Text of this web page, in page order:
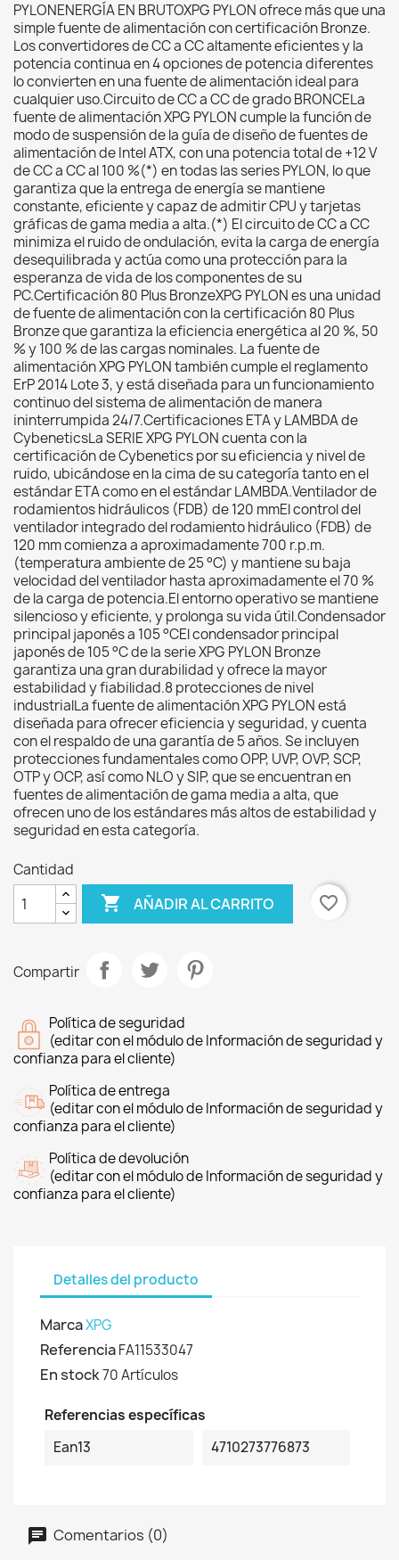
PYLONENERGÍA EN BRUTOXPG PYLON ofrece más que una
simple fuente de alimentación con certificación Bronze.
Los convertidores de CC a CC altamente eficientes y la
potencia continua en 4 opciones de potencia diferentes
lo convierten en una fuente de alimentación ideal para
cualquier uso.Circuito de CC a CC de grado BRONCELa
fuente de alimentación XPG PYLON cumple la función de
modo de suspensión de la guía de diseño de fuentes de
alimentación de Intel ATX, con una potencia total de +12 V
de CC a CC al 100 %(*) en todas las series PYLON, lo que
garantiza que la entrega de energía se mantiene
constante, eficiente y capaz de admitir CPU y tarjetas
gráficas de gama media a alta.(*) El circuito de CC a CC
minimiza el ruido de ondulación, evita la carga de energía
desequilibrada y actúa como una protección para la
esperanza de vida de los componentes de su
PC.Certificación 80 Plus BronzeXPG PYLON es una unidad
de fuente de alimentación con la certificación 80 Plus
Bronze que garantiza la eficiencia energética al 20 %, 50
% y 100 % de las cargas nominales. La fuente de
alimentación XPG PYLON también cumple el reglamento
ErP 2014 Lote 3, y está diseñada para un funcionamiento
continuo del sistema de alimentación de manera
ininterrumpida 24/7.Certificaciones ETA y LAMBDA de
CybeneticsLa SERIE XPG PYLON cuenta con la
certificación de Cybenetics por su eficiencia y nivel de
ruido, ubicándose en la cima de su categoría tanto en el
estándar ETA como en el estándar LAMBDA.Ventilador de
rodamientos hidráulicos (FDB) de 120 mmEl control del
ventilador integrado del rodamiento hidráulico (FDB) de
120 mm comienza a aproximadamente 700 r.p.m.
(temperatura ambiente de 25 °C) y mantiene su baja
velocidad del ventilador hasta aproximadamente el 70 %
de la carga de potencia.El entorno operativo se mantiene
silencioso y eficiente, y prolonga su vida útil.Condensador
principal japonés a 105 °CEl condensador principal
japonés de 105 °C de la serie XPG PYLON Bronze
garantiza una gran durabilidad y ofrece la mayor
estabilidad y fiabilidad.8 protecciones de nivel
industrialLa fuente de alimentación XPG PYLON está
diseñada para ofrecer eficiencia y seguridad, y cuenta
con el respaldo de una garantía de 5 años. Se incluyen
protecciones fundamentales como OPP, UVP, OVP, SCP,
OTP y OCP, así como NLO y SIP, que se encuentran en
fuentes de alimentación de gama media a alta, que
ofrecen uno de los estándares más altos de estabilidad y
seguridad en esta categoría.
Cantidad
 AÑADIR AL CARRITO favorite_border
Compartir
Política de seguridad
(editar con el módulo de Información de seguridad y
confianza para el cliente)
Política de entrega
(editar con el módulo de Información de seguridad y
confianza para el cliente)
Política de devolución
(editar con el módulo de Información de seguridad y
confianza para el cliente)
Detalles del producto
MarcaXPG
ReferenciaFA11533047
En stock70 Artículos
Referencias específicas
Ean13
4710273776873
Comentarios (0)